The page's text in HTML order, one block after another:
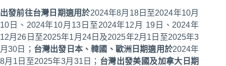
出發前往台灣日期適用於2024年8月18日至2024年10月
10日、2024年10月13日至2024年12月 19日、2024年
12月26日至2025年1月24日及2025年2月1日至2025年3
月30日； 台灣出發日本、韓國、歐洲日期適用於2024年
8月1日至2025年3月31日； 台灣出發美國及加拿大日期